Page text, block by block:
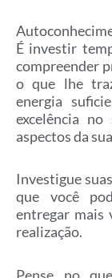
É investir
compreender
o que lhe
energia
excelência
aspectos da
Investigue
que você
entregar mais
realização.
Pense no